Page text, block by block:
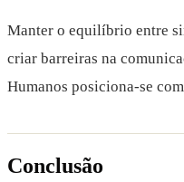
Manter o equilíbrio entre
criar barreiras na
Humanos posiciona-se
Conclusão